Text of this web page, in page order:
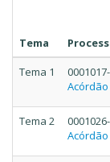
Tema
Tema 1
Acórdão
Tema 2
Acórdão